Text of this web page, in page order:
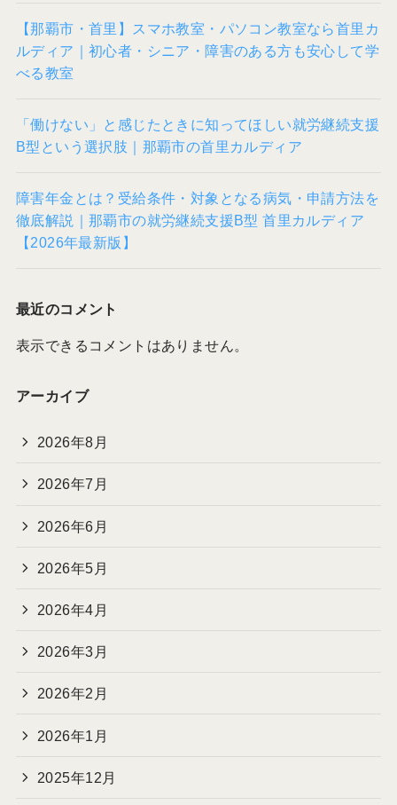
【那覇市・首里】スマホ教室・パソコン教室なら首里カ
ルディア｜初心者・シニア・障害のある方も安心して学
べる教室
「働けない」と感じたときに知ってほしい就労継続支援
B型という選択肢｜那覇市の首里カルディア
障害年金とは？受給条件・対象となる病気・申請方法を
徹底解説｜那覇市の就労継続支援B型 首里カルディア
【2026年最新版】
最近のコメント
表示できるコメントはありません。
アーカイブ
2026年8月
2026年7月
2026年6月
2026年5月
2026年4月
2026年3月
2026年2月
2026年1月
2025年12月